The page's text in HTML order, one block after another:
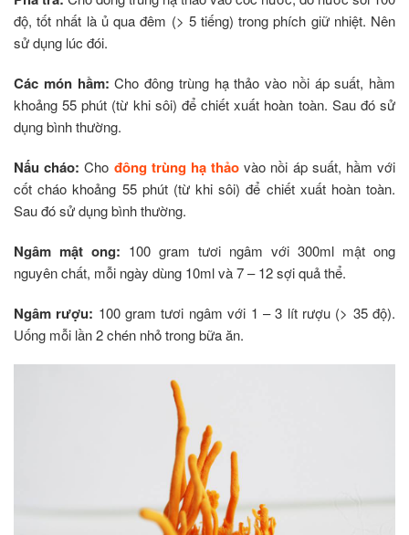
độ, tốt nhất là ủ qua đêm (> 5 tiếng) trong phích giữ nhiệt. Nên
sử dụng lúc đói.
Các món hầm: Cho đông trùng hạ thảo vào nồi áp suất, hầm
khoảng 55 phút (từ khi sôi) để chiết xuất hoàn toàn. Sau đó sử
dụng bình thường.
Nấu cháo: Cho đông trùng hạ thảo vào nồi áp suất, hầm với
cốt cháo khoảng 55 phút (từ khi sôi) để chiết xuất hoàn toàn.
Sau đó sử dụng bình thường.
Ngâm mật ong: 100 gram tươi ngâm với 300ml mật ong
nguyên chất, mỗi ngày dùng 10ml và 7 – 12 sợi quả thể.
Ngâm rượu: 100 gram tươi ngâm với 1 – 3 lít rượu (> 35 độ).
Uống mỗi lần 2 chén nhỏ trong bữa ăn.